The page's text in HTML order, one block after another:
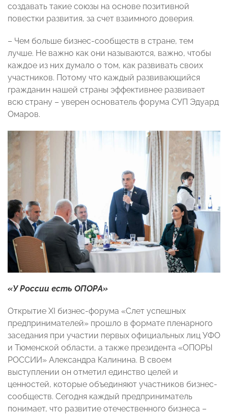
создавать такие союзы на основе позитивной
повестки развития, за счет взаимного доверия.
– Чем больше бизнес-сообществ в стране, тем
лучше. Не важно как они называются, важно, чтобы
каждое из них думало о том, как развивать своих
участников. Потому что каждый развивающийся
гражданин нашей страны эффективнее развивает
всю страну – уверен основатель форума СУП Эдуард
Омаров.
«У России есть ОПОРА»
Открытие XI бизнес-форума «Слет успешных
предпринимателей» прошло в формате пленарного
заседания при участии первых официальных лиц УФО
и Тюменской области, а также президента «ОПОРЫ
РОССИИ» Александра Калинина. В своем
выступлении он отметил единство целей и
ценностей, которые объединяют участников бизнес-
сообществ. Сегодня каждый предприниматель
понимает, что развитие отечественного бизнеса –